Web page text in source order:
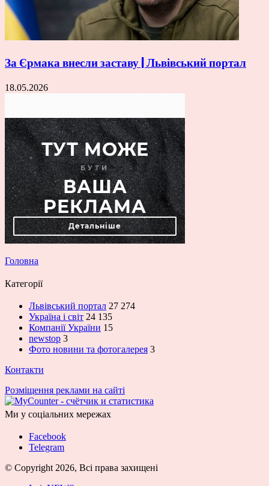
За Єрмака внесли заставу | Львівський портал
18.05.2026
Головна
Категорії
Львівський портал 27 274
Україна і світ 24 135
Компанії України 15
newstop 3
Фото новини та фотогалерея 3
Контакти
Розміщення реклами на сайті
Ми у соціальних мережах
Facebook
Telegram
© Copyright 2026, Всі права захищені